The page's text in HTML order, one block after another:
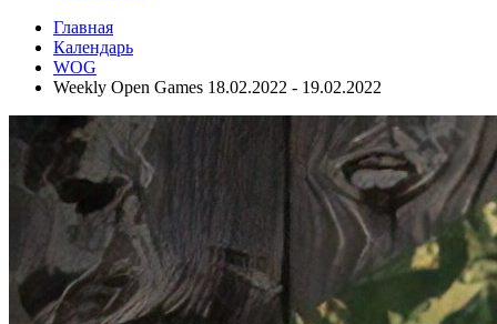
Главная
Календарь
WOG
Weekly Open Games 18.02.2022 - 19.02.2022